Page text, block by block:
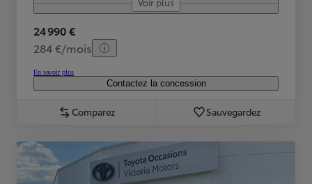
24 990 €
284 €/mois
En savoir plus
Contactez la concession
Comparez Sauvegardez